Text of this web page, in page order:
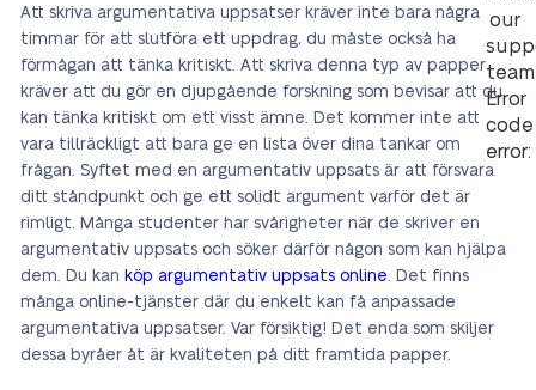
our
Error
code
error:
Att skriva argumentativa uppsatser kräver inte bara några
timmar för att slutföra ett uppdrag, du måste också ha
förmågan att tänka kritiskt. Att skriva denna typ av papper
kräver att du gör en djupgående forskning som bevisar att du
kan tänka kritiskt om ett visst ämne. Det kommer inte att
vara tillräckligt att bara ge en lista över dina tankar om
frågan. Syftet med en argumentativ uppsats är att försvara
ditt ståndpunkt och ge ett solidt argument varför det är
rimligt. Många studenter har svårigheter när de skriver en
argumentativ uppsats och söker därför någon som kan hjälpa
dem. Du kan köp argumentativ uppsats online. Det finns
många online-tjänster där du enkelt kan få anpassade
argumentativa uppsatser. Var försiktig! Det enda som skiljer
dessa byråer åt är kvaliteten på ditt framtida papper.